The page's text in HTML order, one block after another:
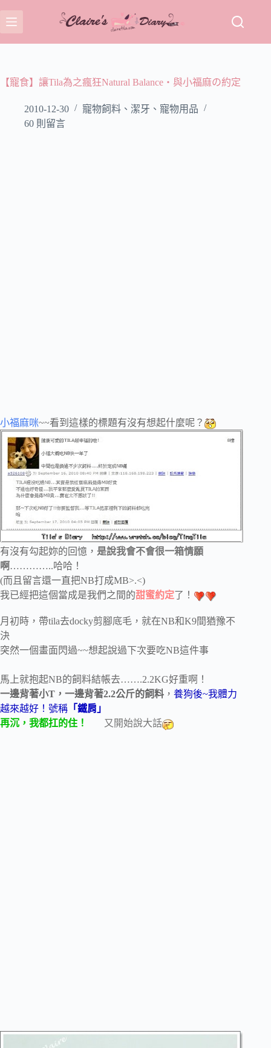
至
主
容【寵食】讓Tila為之瘋狂Natural Balance‧與小福麻の約定
2010-12-30
寵物飼料、潔牙、寵物用品
60 則留言
小福麻咪~~看到這樣的標題有沒有想起什麼呢？
有沒有勾起妳的回憶， 是說我會不會很一箱情願
啊 …………..哈哈！
(而且留言還一直把NB打成MB>.<)
我已經把這個當成是我們之間的甜蜜約定了！
月初時，帶tila去docky剪腳底毛，就在NB和K9間猶豫不
決
突然一個畫面閃過~~想起說過下次要吃NB這件事
馬上就抱起NB的飼料結帳去…….2.2KG好重啊！
一邊背著小T，一邊背著2.2公斤的飼料 ， 養狗後~我體力
越來越好！號稱 「鐵肩」
再沉，我都扛的住！
又開始說大話